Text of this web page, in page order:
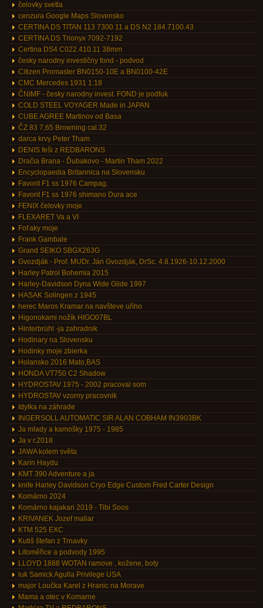
čelovky svetla
cenzura Google Maps Slovensko
CERTINA DS TITAN 113 7300 11 a DS N2 184.7100.43
CERTINA DS Trionyx 7092-7192
Certina DS4 C022.410.11 38mm
česky narodny investičny fond - podvod
Citizen Promaster BN0150-10E a BN0100-42E
CMC Mercedes 1931 1:18
ČNIMF - česky narodny invest. FOND je podfuk
COLD STEEL VOYAGER Made in JAPAN
CUBE AGREE Martinov od Basa
ČZ 83 7,65 Browning cal.32
darca krvy Peter Tham
DENIS feši z REDBARONS
Dračia Brana - Ďubakovo - Martin Tham 2022
Encyclopaedia Britannica na Slovensku
Favorit F1 ss 1976 Campag.
Favorit F1 ss 1976 shimano Dura ace
FENIX čelovky moje
FLEXARET Va a VI
Foťaky moje
Frank Gambale
Grand SEIKO SBGX263G
Gvozdják - Prof. MUDr. Ján Gvozdják, DrSc. 4.8.1926-10.12.2000
Harley Patrol Bohemia 2015
Harley-Davidson Dyna Wide Glide 1997
HASAK Solingen z 1945
herec Maros Kramar na navšteve uňho
Higonokami nožík HIGO07BL
Hinterbrühl -ja zahradnik
Hodinary na Slovensku
Hodinky moje zbierka
Holansko 2016 Mato,BAS
HONDA VT750 C2 Shadow
HYDROSTAV 1975 - 2002 pracoval som
HYDROSTAV vzorny pracovnik
Idylka na záhrade
INGERSOLL AUTOMATIC SIR ALAN COBHAM IN3903BK
Ja mlady a kamošky 1975 - 1985
Ja v r.2018
JAWA kolem světa
Karin Haydu
KMT 390 Adventure a ja
knife Harley Davidson Cryo Edge Custom Fred Carter Design
Komárno 2024
Komárno kajakari 2019 - Tibi Soos
KRIVANEK Jozef maliar
KTM 525 EXC
Kutiš štefan z Trnavky
Litoměřice a podvody 1995
LLOYD 1888 WOTAN ramove , kožene, boty
luk Samick Agulla Privilege USA
major Loučka Karel z Hranic na Morave
Mama a otec v Komarne